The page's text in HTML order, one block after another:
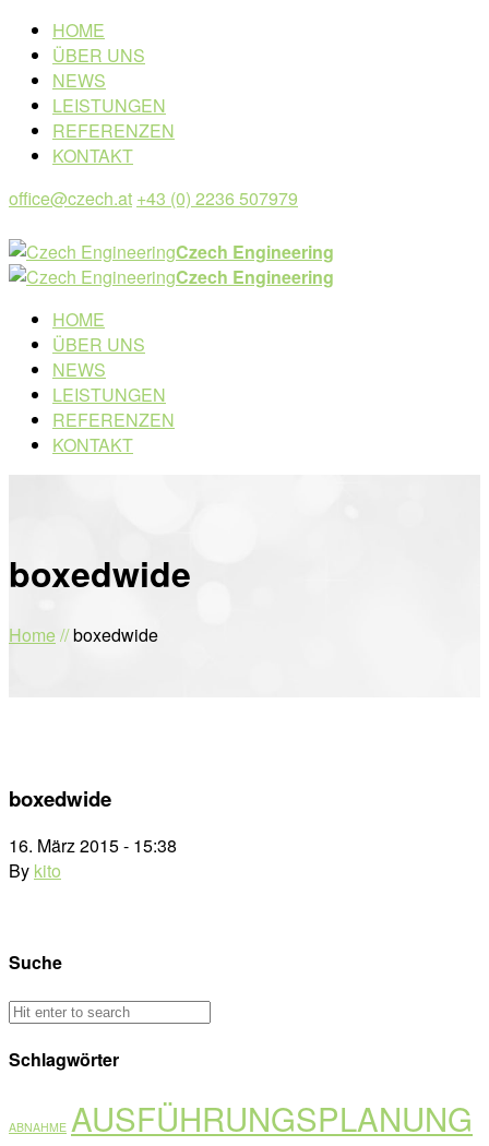
HOME
ÜBER UNS
NEWS
LEISTUNGEN
REFERENZEN
KONTAKT
office@czech.at +43 (0) 2236 507979
Czech Engineering
Czech Engineering
HOME
ÜBER UNS
NEWS
LEISTUNGEN
REFERENZEN
KONTAKT
boxedwide
Home //boxedwide
boxedwide
16. März 2015 - 15:38
By kito
Suche
Schlagwörter
ABNAHME AUSFÜHRUNGSPLANUNG